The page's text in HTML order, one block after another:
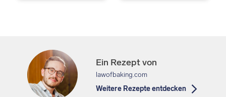
Ein Rezept von
lawofbaking.com
Weitere Rezepte entdecken